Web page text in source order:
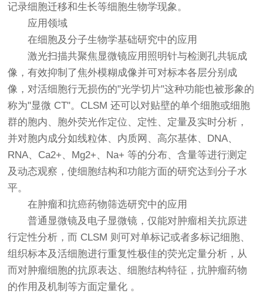
记录细胞迁移和生长等细胞生物学现象。
应用领域
在细胞及分子生物学基础研究中的应用
激光扫描共聚焦显微镜应用照明针与检测孔共轭成
像，有效抑制了焦外模糊成像并可对标本各层分别成
像，对活细胞行无损伤的"光学切片"这种功能也被形象的
称为"显微 CT"。CLSM 还可以对贴壁的单个细胞或细胞
群的胞内、胞外荧光作定位、定性、定量及实时分析，
并对胞内成分如线粒体、内质网、高尔基体、DNA、
RNA、Ca2+、Mg2+、Na+ 等的分布、含量等进行测定
及动态观察，使细胞结构和功能方面的研究达到分子水
平。
在肿瘤和抗癌药物筛选研究中的应用
普通显微镜及电子显微镜，仅能对肿瘤相关抗原进
行定性分析，而 CLSM 则可对单标记或者多标记细胞、
组织标本及活细胞进行重复性极佳的荧光定量分析，从
而对肿瘤细胞的抗原表达、细胞结构特征，抗肿瘤药物
的作用及机制等方面定量化 。